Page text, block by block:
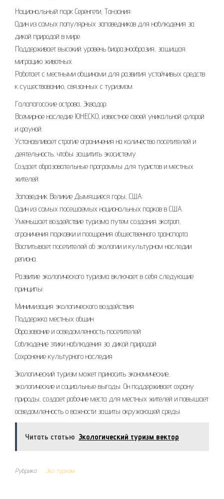
Национальный парк Серенгети, Танзания:
Один из самых популярных заповедников для наблюдения за
дикой природой в мире.
Поддерживает высокий уровень биоразнообразия, защищая
миграцию животных.
Работает с местными общинами для развития устойчивых средств
к существованию, связанных с туризмом.
Галапагосские острова, Эквадор:
Всемирное наследие ЮНЕСКО, известное своей уникальной флорой
и фауной.
Устанавливает строгие ограничения на количество посетителей и
деятельность, чтобы защитить экосистему.
Создает образовательные программы для туристов и местных
жителей.
Заповедник Великие Дымящиеся горы, США:
Один из самых посещаемых национальных парков в США.
Уменьшает воздействие туризма путем создания экотроп,
ограничения парковки и поощрения общественного транспорта.
Воспитывает посетителей об экологии и культурном наследии
региона.
Развитие экологического туризма включает в себя следующие
принципы:
Минимизация экологического воздействия
Поддержка местных общин
Образование и осведомленность посетителей
Соблюдение этики наблюдения за дикой природой
Сохранение культурного наследия
Экологический туризм может приносить экономические,
экологические и социальные выгоды. Он поддерживает охрану
природы, создает рабочие места для местных жителей и повышает
осведомленность о важности защиты окружающей среды.
Читать статью Экологический туризм вектор
Рубрика Эко туризм